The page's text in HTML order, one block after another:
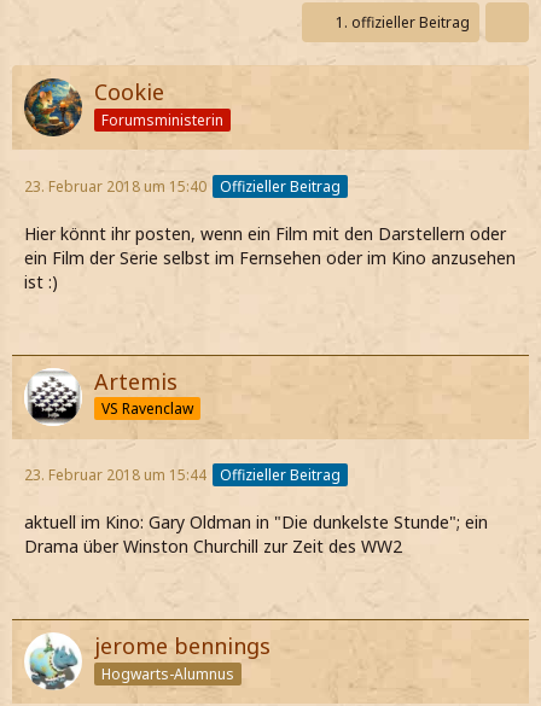
1. offizieller Beitrag
Cookie
Forumsministerin
23. Februar 2018 um 15:40 Offizieller Beitrag
Hier könnt ihr posten, wenn ein Film mit den Darstellern oder
ein Film der Serie selbst im Fernsehen oder im Kino anzusehen
ist :)
Artemis
VS Ravenclaw
23. Februar 2018 um 15:44 Offizieller Beitrag
aktuell im Kino: Gary Oldman in "Die dunkelste Stunde"; ein
Drama über Winston Churchill zur Zeit des WW2
jerome bennings
Hogwarts-Alumnus